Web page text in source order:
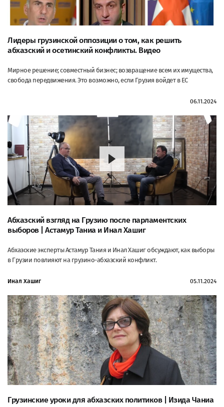
Лидеры грузинской оппозиции о том, как решить
абхазский и осетинский конфликты. Видео
Мирное решение; совместный бизнес; возвращение всем их имущества,
свобода передвижения. Это возможно, если Грузия войдет в ЕС
06.11.2024
Абхазский взгляд на Грузию после парламентских
выборов | Астамур Таниа и Инал Хашиг
Абхазские эксперты Астамур Тания и Инал Хашиг обсуждают, как выборы
в Грузии повлияют на грузино-абхазский конфликт.
Инал Хашиг 05.11.2024
Грузинские уроки для абхазских политиков | Изида Чаниа